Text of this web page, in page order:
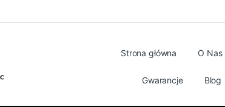
Strona główna O Nas
Gwarancje Blog